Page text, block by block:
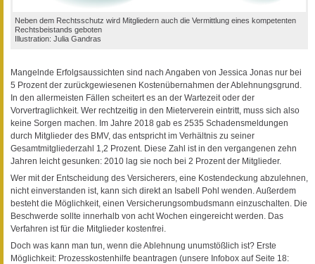
Neben dem Rechtsschutz wird Mitgliedern auch die Vermittlung eines kompetenten
Rechtsbeistands geboten
Illustration: Julia Gandras
Mangelnde Erfolgsaussichten sind nach Angaben von Jessica Jonas nur bei
5 Prozent der zurückgewiesenen Kostenübernahmen der Ablehnungsgrund.
In den allermeisten Fällen scheitert es an der Wartezeit oder der
Vorvertraglichkeit. Wer rechtzeitig in den Mieterverein eintritt, muss sich also
keine Sorgen machen. Im Jahre 2018 gab es 2535 Schadensmeldungen
durch Mitglieder des BMV, das entspricht im Verhältnis zu seiner
Gesamtmitgliederzahl 1,2 Prozent. Diese Zahl ist in den vergangenen zehn
Jahren leicht gesunken: 2010 lag sie noch bei 2 Prozent der Mitglieder.
Wer mit der Entscheidung des Versicherers, eine Kostendeckung abzulehnen,
nicht einverstanden ist, kann sich direkt an Isabell Pohl wenden. Außerdem
besteht die Möglichkeit, einen Versicherungsombudsmann einzuschalten. Die
Beschwerde sollte innerhalb von acht Wochen eingereicht werden. Das
Verfahren ist für die Mitglieder kostenfrei.
Doch was kann man tun, wenn die Ablehnung unumstößlich ist? Erste
Möglichkeit: Prozesskostenhilfe beantragen (unsere Infobox auf Seite 18: